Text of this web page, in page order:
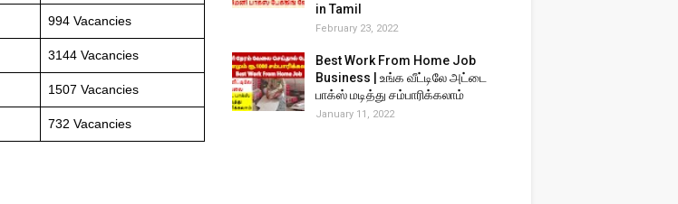
994 Vacancies
3144 Vacancies
1507 Vacancies
732 Vacancies
in Tamil
February 23, 2022
Best Work From Home Job
Business | உங்க வீட்டிலே அட்டை
பாக்ஸ் மடித்து சம்பாரிக்கலாம்
January 11, 2022